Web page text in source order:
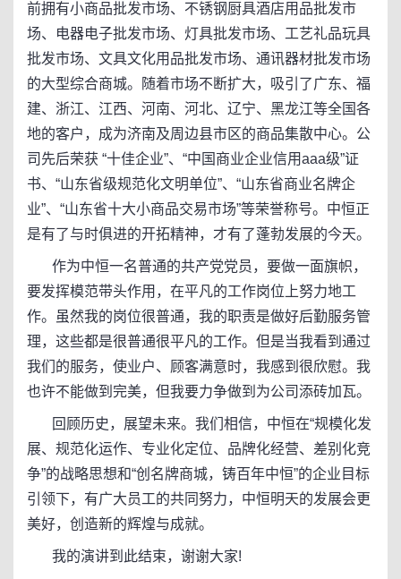
前拥有小商品批发市场、不锈钢厨具酒店用品批发市
场、电器电子批发市场、灯具批发市场、工艺礼品玩具
批发市场、文具文化用品批发市场、通讯器材批发市场
的大型综合商城。随着市场不断扩大，吸引了广东、福
建、浙江、江西、河南、河北、辽宁、黑龙江等全国各
地的客户，成为济南及周边县市区的商品集散中心。公
司先后荣获 “十佳企业”、“中国商业企业信用aaa级”证
书、“山东省级规范化文明单位”、“山东省商业名牌企
业”、“山东省十大小商品交易市场”等荣誉称号。中恒正
是有了与时俱进的开拓精神，才有了蓬勃发展的今天。
作为中恒一名普通的共产党党员，要做一面旗帜，
要发挥模范带头作用，在平凡的工作岗位上努力地工
作。虽然我的岗位很普通，我的职责是做好后勤服务管
理，这些都是很普通很平凡的工作。但是当我看到通过
我们的服务，使业户、顾客满意时，我感到很欣慰。我
也许不能做到完美，但我要力争做到为公司添砖加瓦。
回顾历史，展望未来。我们相信，中恒在“规模化发
展、规范化运作、专业化定位、品牌化经营、差别化竞
争”的战略思想和“创名牌商城，铸百年中恒”的企业目标
引领下，有广大员工的共同努力，中恒明天的发展会更
美好，创造新的辉煌与成就。
我的演讲到此结束，谢谢大家!